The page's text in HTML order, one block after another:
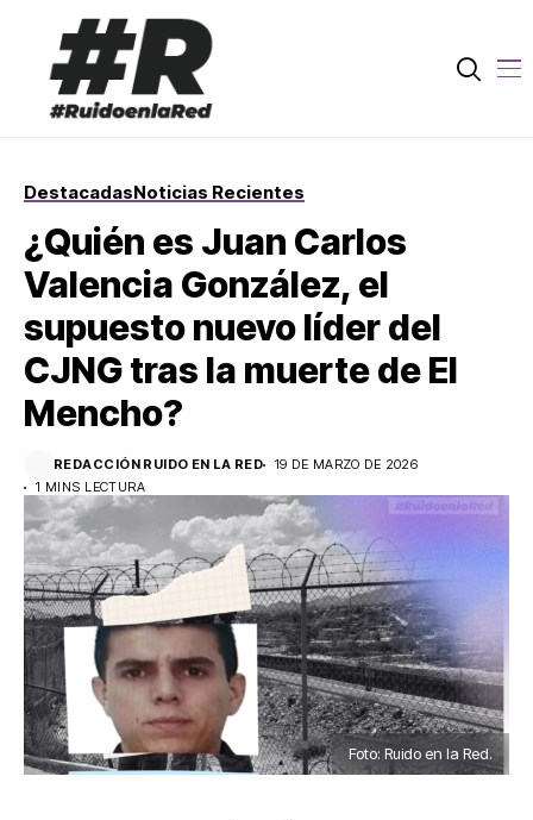
DestacadasNoticias Recientes
¿Quién es Juan Carlos
Valencia González, el
supuesto nuevo líder del
CJNG tras la muerte de El
Mencho?
REDACCIÓN RUIDO EN LA RED
19 DE MARZO DE 2026
1 MINS LECTURA
Foto: Ruido en la Red.